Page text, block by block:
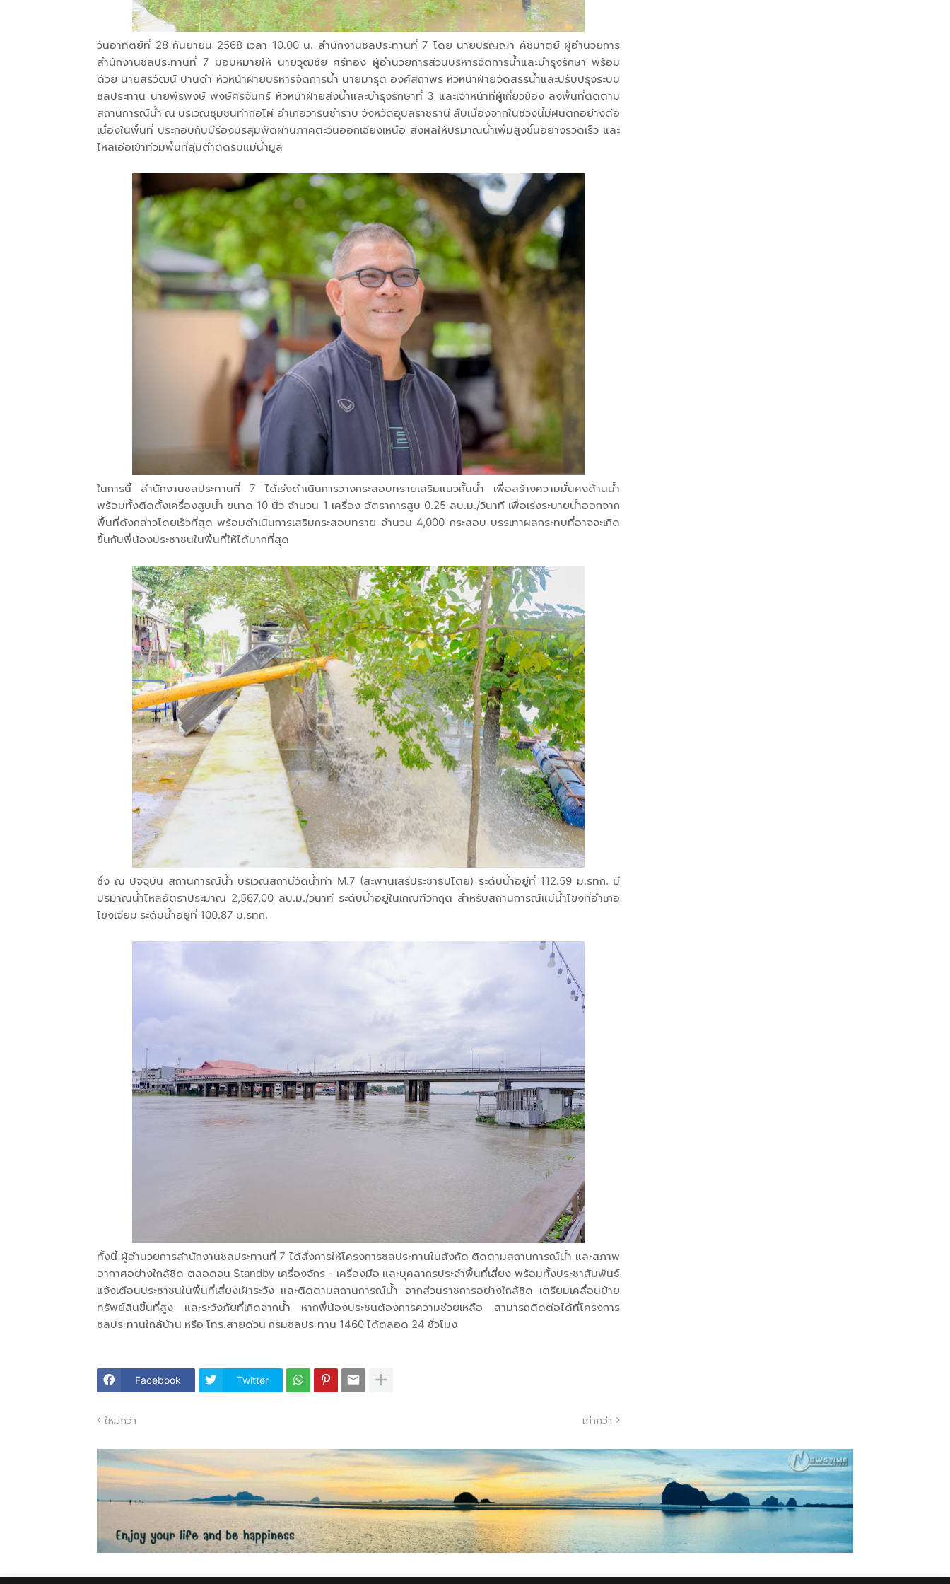
วันอาทิตย์ที่ 28 กันยายน 2568 เวลา 10.00 น. สำนักงานชลประทานที่ 7 โดย นายปริญญา คัชมาตย์ ผู้อำนวยการ
สำนักงานชลประทานที่ 7 มอบหมายให้ นายวุฒิชัย ศรีทอง ผู้อำนวยการส่วนบริหารจัดการน้ำและบำรุงรักษา พร้อม
ด้วย นายสิริวัฒน์ ปานดำ หัวหน้าฝ่ายบริหารจัดการน้ำ นายมารุต องค์สถาพร หัวหน้าฝ่ายจัดสรรน้ำและปรับปรุงระบบ
ชลประทาน นายพีรพงษ์ พงษ์ศิริจันทร์ หัวหน้าฝ่ายส่งน้ำและบำรุงรักษาที่ 3 และเจ้าหน้าที่ผู้เกี่ยวข้อง ลงพื้นที่ติดตาม
สถานการณ์น้ำ ณ บริเวณชุมชนท่ากอไผ่ อำเภอวารินชำราบ จังหวัดอุบลราชธานี สืบเนื่องจากในช่วงนี้มีฝนตกอย่างต่อ
เนื่องในพื้นที่ ประกอบกับมีร่องมรสุมพัดผ่านภาคตะวันออกเฉียงเหนือ ส่งผลให้ปริมาณน้ำเพิ่มสูงขึ้นอย่างรวดเร็ว และ
ไหลเอ่อเข้าท่วมพื้นที่ลุ่มต่ำติดริมแม่น้ำมูล
ในการนี้ สำนักงานชลประทานที่ 7 ได้เร่งดำเนินการวางกระสอบทรายเสริมแนวกั้นน้ำ เพื่อสร้างความมั่นคงด้านน้ำ
พร้อมทั้งติดตั้งเครื่องสูบน้ำ ขนาด 10 นิ้ว จำนวน 1 เครื่อง อัตราการสูบ 0.25 ลบ.ม./วินาที เพื่อเร่งระบายน้ำออกจาก
พื้นที่ดังกล่าวโดยเร็วที่สุด พร้อมดำเนินการเสริมกระสอบทราย จำนวน 4,000 กระสอบ บรรเทาผลกระทบที่อาจจะเกิด
ขึ้นกับพี่น้องประชาชนในพื้นที่ให้ได้มากที่สุด
ซึ่ง ณ ปัจจุบัน สถานการณ์น้ำ บริเวณสถานีวัดน้ำท่า M.7 (สะพานเสรีประชาธิปไตย) ระดับน้ำอยู่ที่ 112.59 ม.รทก. มี
ปริมาณน้ำไหลอัตราประมาณ 2,567.00 ลบ.ม./วินาที ระดับน้ำอยู่ในเกณฑ์วิกฤต สำหรับสถานการณ์แม่น้ำโขงที่อำเภอ
โขงเจียม ระดับน้ำอยู่ที่ 100.87 ม.รทก.
ทั้งนี้ ผู้อำนวยการสำนักงานชลประทานที่ 7 ได้สั่งการให้โครงการชลประทานในสังกัด ติดตามสถานการณ์น้ำ และสภาพ
อากาศอย่างใกล้ชิด ตลอดจน Standby เครื่องจักร - เครื่องมือ และบุคลากรประจำพื้นที่เสี่ยง พร้อมทั้งประชาสัมพันธ์
แจ้งเตือนประชาชนในพื้นที่เสี่ยงเฝ้าระวัง และติดตามสถานการณ์น้ำ จากส่วนราชการอย่างใกล้ชิด เตรียมเคลื่อนย้าย
ทรัพย์สินขึ้นที่สูง และระวังภัยที่เกิดจากน้ำ หากพี่น้องประชนต้องการความช่วยเหลือ สามารถติดต่อได้ที่โครงการ
ชลประทานใกล้บ้าน หรือ โทร.สายด่วน กรมชลประทาน 1460 ได้ตลอด 24 ชั่วโมง
Facebook Twitter
ใหม่กว่า เก่ากว่า